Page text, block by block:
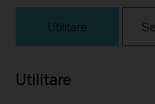
Utilitare
Utilitare